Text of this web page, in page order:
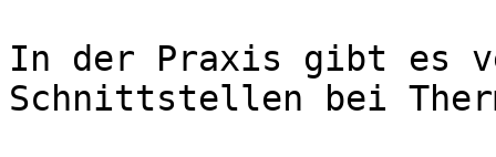
In der Praxis gibt es
Schnittstellen bei